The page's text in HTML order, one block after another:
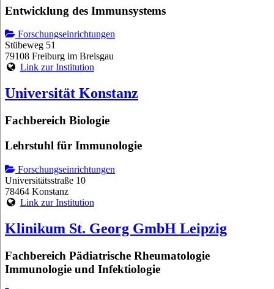
Entwicklung des Immunsystems
Forschungseinrichtungen
Stübeweg 51
79108 Freiburg im Breisgau
Link zur Institution
Universität Konstanz
Fachbereich Biologie
Lehrstuhl für Immunologie
Forschungseinrichtungen
Universitätsstraße 10
78464 Konstanz
Link zur Institution
Klinikum St. Georg GmbH Leipzig
Fachbereich Pädiatrische Rheumatologie
Immunologie und Infektiologie